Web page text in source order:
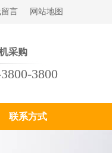
言 网站地图
采购
3800
联系方式